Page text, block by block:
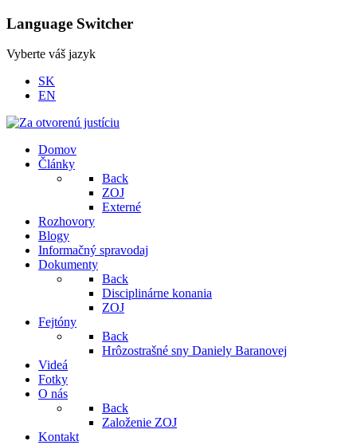
Language Switcher
Vyberte váš jazyk
SK
EN
Domov
Články
Back
ZOJ
Externé
Rozhovory
Blogy
Informačný spravodaj
Dokumenty
Back
Disciplinárne konania
ZOJ
Fejtóny
Back
Hrôzostrašné sny Daniely Baranovej
Videá
Fotky
O nás
Back
Založenie ZOJ
Kontakt